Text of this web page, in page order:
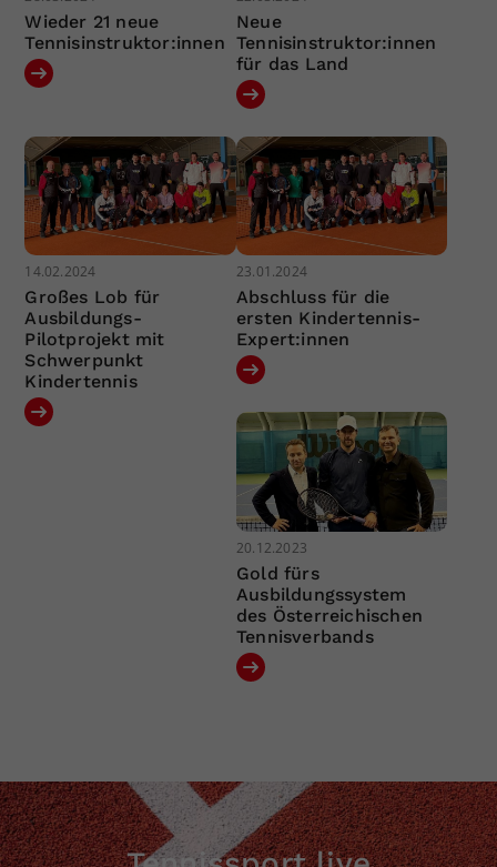
Wieder 21 neue
Tennisinstruktor:innen
Neue
Tennisinstruktor:innen
für das Land
14.02.2024
Großes Lob für
Ausbildungs-
Pilotprojekt mit
Schwerpunkt
Kindertennis
23.01.2024
Abschluss für die
ersten Kindertennis-
Expert:innen
20.12.2023
Gold fürs
Ausbildungssystem
des Österreichischen
Tennisverbands